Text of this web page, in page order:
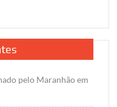
pelo Maranhão em